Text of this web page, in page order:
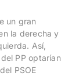
un gran
la derecha y
Así,
PP optarían
PSOE